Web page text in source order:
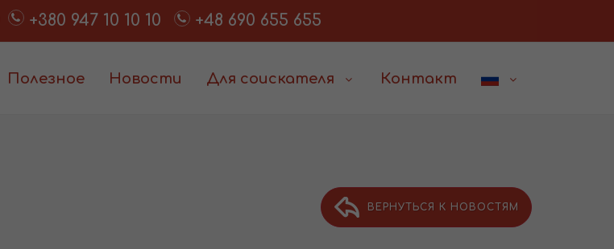
+380 947 10 10 10 +48 690 655 655
Полезное Новости Для соискателя Контакт
ВЕРНУТЬСЯ К НОВОСТЯМ